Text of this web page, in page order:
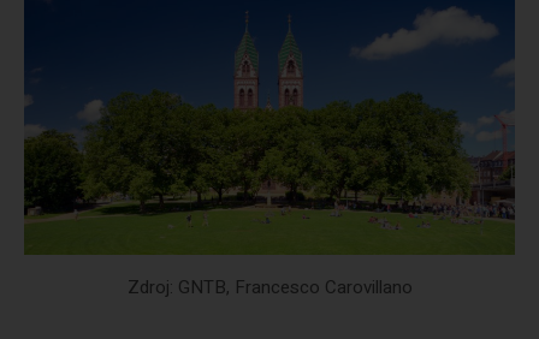
Zdroj: GNTB, Francesco Carovillano